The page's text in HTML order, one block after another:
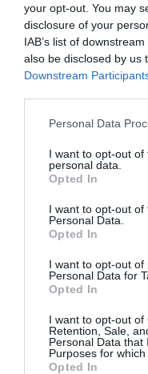
your opt-out. You may
disclosure of your
IAB’s list of
also be disclosed by us
Downstream
Personal Data
I want to opt-out
personal data.
Opted In
I want to opt-out of
Personal Data.
Opted In
I want to opt-out of
Personal Data for
Opted In
I want to opt-out of
Retention, Sale,
Personal Data that
Purposes for which
Opted In
Soutenez Air